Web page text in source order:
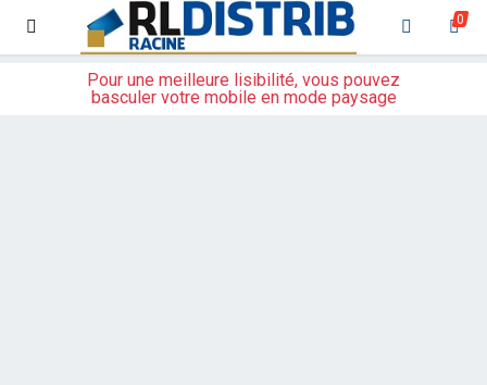
0
Pour une meilleure lisibilité, vous pouvez
basculer votre mobile en mode paysage